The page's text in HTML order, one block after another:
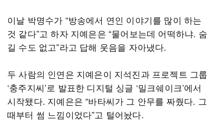
이날 박명수가 “방송에서 연인 이야기를 많이 하는
것 같다”고 하자 지예은은 “물어보는데 어떡하냐. 숨
길 수도 없고”라고 답해 웃음을 자아냈다.
두 사람의 인연은 지예은이 지석진과 프로젝트 그룹
‘충주지씨’로 발표한 디지털 싱글 ‘밀크쉐이크’에서
시작됐다. 지예은은 “바타씨가 그 안무를 짜줬다. 그
때부터 썸 느낌이었다”고 털어놨다.